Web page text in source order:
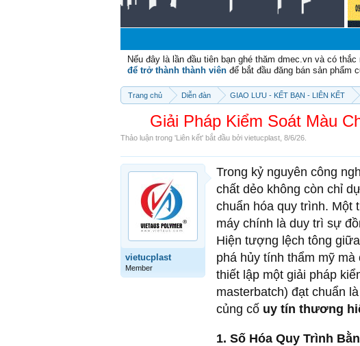
Nếu đây là lần đầu tiên bạn ghé thăm dmec.vn và có
để trở thành thành viên để bắt đầu đăng bán sản phẩm
Trang chủ Diễn đàn GIAO LƯU - KẾT BẠN - LIÊN KẾT
Giải Pháp Kiểm Soát Màu
Thảo luận trong 'Liên kết' bắt đầu bởi vietucplast 8/6/26
vietucplast
Member
Trong kỷ nguyên công
chất dẻo không còn chỉ
chuẩn hóa quy trình. Một
máy chính là duy trì sự
Hiện tượng lệch tông
phá hủy tính thẩm mỹ
thiết lập một giải pháp
masterbatch) đạt chuẩn
củng cố uy tín thương
1. Số Hóa Quy Trình